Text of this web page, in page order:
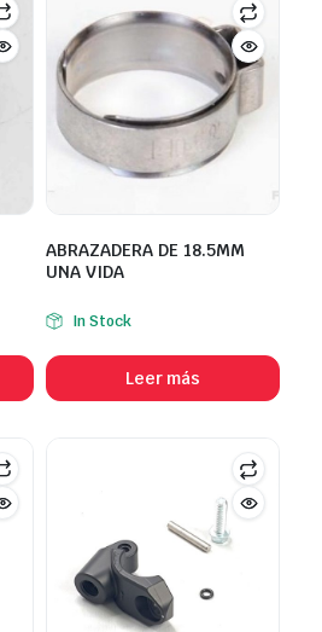
ABRAZADERA DE 18.5MM
UNA VIDA
In Stock
Leer más